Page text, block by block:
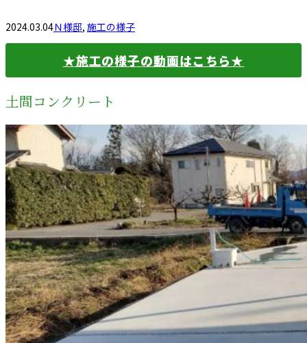
2024.03.04Ｎ様邸, 施工の様子
★施工の様子の動画はこちら★
土間コンクリート